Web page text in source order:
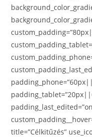
title=”Célkitűzés”